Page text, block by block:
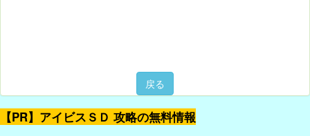
戻る
【PR】アイビスＳＤ 攻略の無料情報